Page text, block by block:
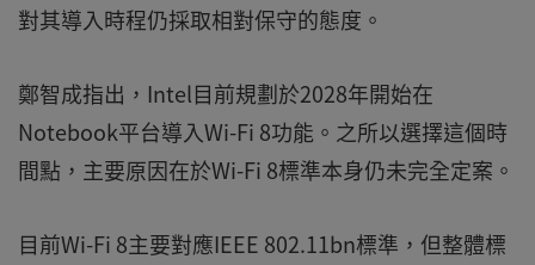
對其導入時程仍採取相對保守的態度。
鄭智成指出，Intel目前規劃於2028年開始在
Notebook平台導入Wi-Fi 8功能。之所以選擇這個時
間點，主要原因在於Wi-Fi 8標準本身仍未完全定案。
目前Wi-Fi 8主要對應IEEE 802.11bn標準，但整體標